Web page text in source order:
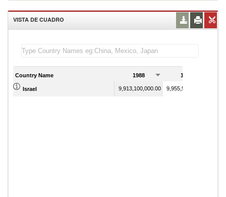
VISTA DE CUADRO
Country Name 1988 1989
Israel 9,913,100,000.00 9,955,500,000.00